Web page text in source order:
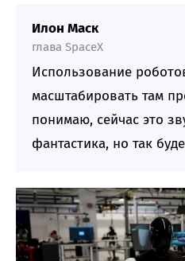
Илон Маск
глава SpaceX
Использование
масштабировать там
понимаю, сейчас это
фантастика, но так